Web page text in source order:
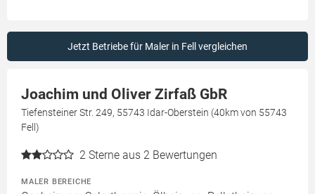
Jetzt Betriebe für Maler in Fell vergleichen
Joachim und Oliver Zirfaß GbR
Tiefensteiner Str. 249, 55743 Idar-Oberstein (40km von 55743
Fell)
2 Sterne aus 2 Bewertungen
MALER BEREICHE